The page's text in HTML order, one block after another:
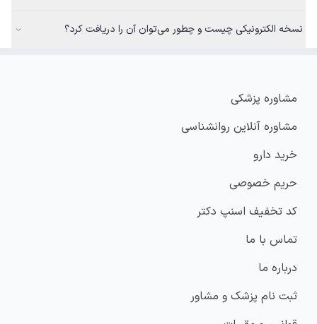
نسخه الکترونیکی چیست و چطور می‌توان آن را دریافت کرد؟
مشاوره پزشکی
مشاوره آنلاین روانشناسی
خرید دارو
حریم خصوصی
کد تخفیف اسنپ دکتر
تماس با ما
درباره ما
ثبت نام پزشک و مشاور